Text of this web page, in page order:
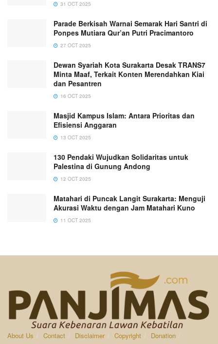
31 OCT 2025
Parade Berkisah Warnai Semarak Hari Santri di
Ponpes Mutiara Qur’an Putri Pracimantoro
27 OCT 2025
Dewan Syariah Kota Surakarta Desak TRANS7
Minta Maaf, Terkait Konten Merendahkan Kiai
dan Pesantren
16 OCT 2025
Masjid Kampus Islam: Antara Prioritas dan
Efisiensi Anggaran
13 OCT 2025
130 Pendaki Wujudkan Solidaritas untuk
Palestina di Gunung Andong
12 OCT 2025
Matahari di Puncak Langit Surakarta: Menguji
Akurasi Waktu dengan Jam Matahari Kuno
11 OCT 2025
About Us Contact Disclaimer Copyright
Donation